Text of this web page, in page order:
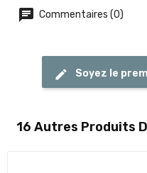
Commentaires (0)
Soyez le
16 Autres Produits